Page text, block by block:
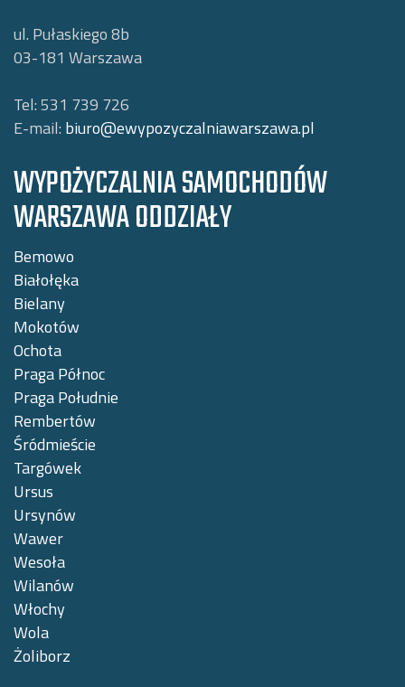
ul. Pułaskiego 8b
03-181 Warszawa
Tel:531 739 726
E-mail: biuro@ewypozyczalniawarszawa.pl
WYPOŻYCZALNIA SAMOCHODÓW
WARSZAWA ODDZIAŁY
Bemowo
Białołęka
Bielany
Mokotów
Ochota
Praga Północ
Praga Południe
Rembertów
Śródmieście
Targówek
Ursus
Ursynów
Wawer
Wesoła
Wilanów
Włochy
Wola
Żoliborz